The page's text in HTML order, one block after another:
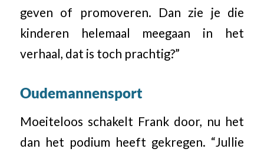
geven of promoveren. Dan zie je die
kinderen helemaal meegaan in het
verhaal, dat is toch prachtig?”
Oudemannensport
Moeiteloos schakelt Frank door, nu het
dan het podium heeft gekregen. “Jullie